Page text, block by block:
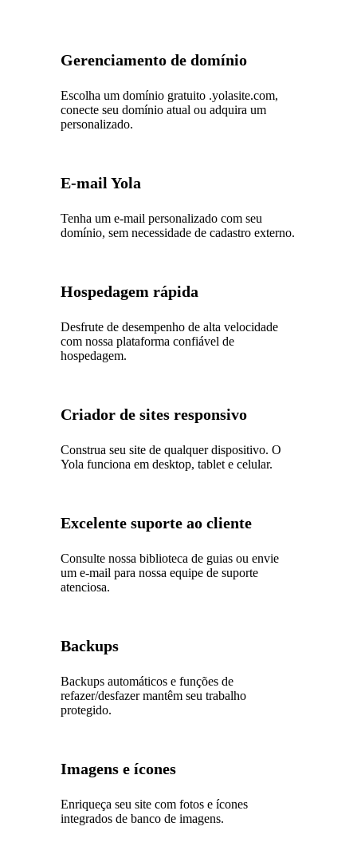
Gerenciamento de domínio
Escolha um domínio gratuito .yolasite.com,
conecte seu domínio atual ou adquira um
personalizado.
E-mail Yola
Tenha um e-mail personalizado com seu
domínio, sem necessidade de cadastro externo.
Hospedagem rápida
Desfrute de desempenho de alta velocidade
com nossa plataforma confiável de
hospedagem.
Criador de sites responsivo
Construa seu site de qualquer dispositivo. O
Yola funciona em desktop, tablet e celular.
Excelente suporte ao cliente
Consulte nossa biblioteca de guias ou envie
um e-mail para nossa equipe de suporte
atenciosa.
Backups
Backups automáticos e funções de
refazer/desfazer mantêm seu trabalho
protegido.
Imagens e ícones
Enriqueça seu site com fotos e ícones
integrados de banco de imagens.